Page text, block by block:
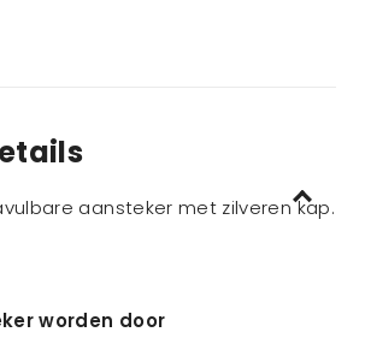
aansteker met zilveren kap.
worden door